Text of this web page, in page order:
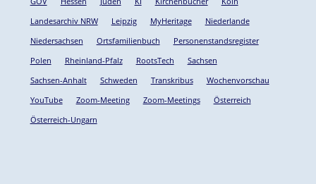
Landesarchiv NRW
Leipzig MyHeritage
Niederlande
Niedersachsen
Ortsfamilienbuch
Personenstandsregister
Polen
Rheinland-Pfalz RootsTech
Sachsen
Sachsen-Anhalt
Schweden Transkribus
Wochenvorschau
YouTube
Zoom-Meeting Zoom-Meetings
Österreich
Österreich-Ungarn